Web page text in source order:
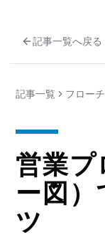
記事一覧へ戻る
記事一覧 フロー
営業プ
ー図）
ツ